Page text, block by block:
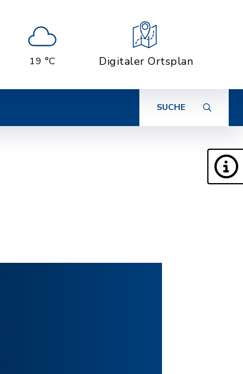
19 °C Digitaler Ortsplan
SUCHE